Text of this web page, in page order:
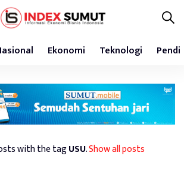
Ekonomi Teknologi
with the tagUSU.Show all posts